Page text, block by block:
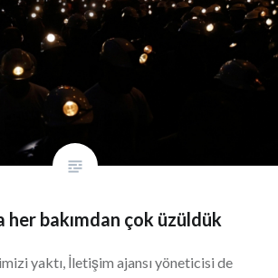
her bakımdan çok üzüldük
yaktı, İletişim ajansı yöneticisi de